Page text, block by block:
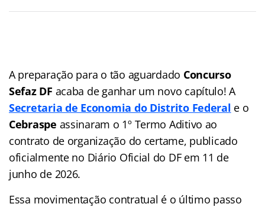
A preparação para o tão aguardado Concurso
Sefaz DF acaba de ganhar um novo capítulo! A
Secretaria de Economia do Distrito Federal e o
Cebraspe assinaram o 1º Termo Aditivo ao
contrato de organização do certame, publicado
oficialmente no Diário Oficial do DF em 11 de
junho de 2026.
Essa movimentação contratual é o último passo